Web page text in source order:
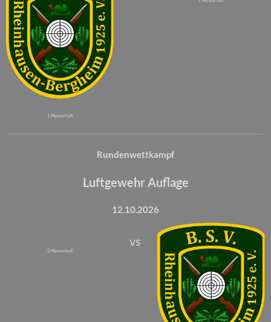
1. Mannschaft
Rundenwettkampf
Luftgewehr Auflage
12.10.2026
2. Mannschaft
vs